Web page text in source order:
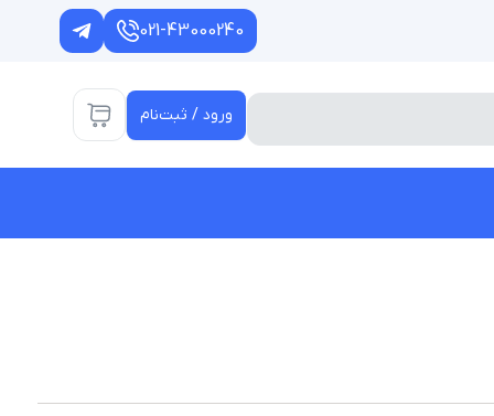
021-43000240
ورود / ثبت‌نام